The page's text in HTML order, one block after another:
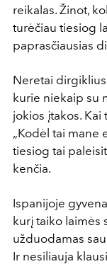
reikalas. Žinot,
turėčiau tiesiog
paprasčiausias
Neretai
kurie niekaip su
jokios įtakos.
„Kodėl tai mane
tiesiog tai
kenčia.
Ispanijoje
kurį taiko laimės
užduodamas
Ir nesiliauja